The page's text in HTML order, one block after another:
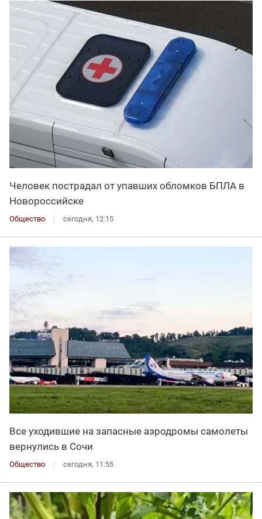
Человек пострадал от упавших обломков БПЛА в
Новороссийске
Общество сегодня, 12:15
Все уходившие на запасные аэродромы самолеты
вернулись в Сочи
Общество сегодня, 11:55